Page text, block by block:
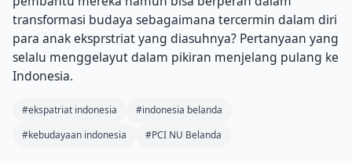
transformasi budaya sebagaimana tercermin dalam diri
para anak eksprstriat yang diasuhnya? Pertanyaan yang
selalu menggelayut dalam pikiran menjelang pulang ke
Indonesia.
#ekspatriat indonesia
#indonesia belanda
#kebudayaan indonesia
#PCI NU Belanda